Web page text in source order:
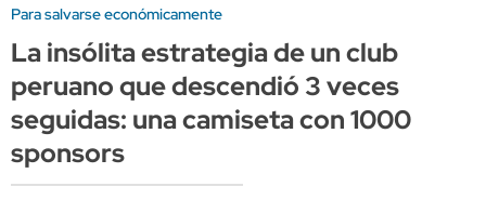
Para salvarse económicamente
La insólita estrategia de un club
peruano que descendió 3 veces
seguidas: una camiseta con 1000
sponsors